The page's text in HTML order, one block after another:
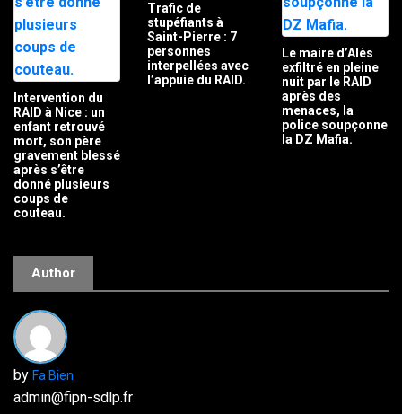
Intervention du
RAID à Nice : un
enfant retrouvé
mort, son père
gravement blessé
après s’être
donné plusieurs
coups de
couteau.
Trafic de
stupéfiants à
Saint-Pierre : 7
personnes
interpellées avec
l’appuie du RAID.
Le maire d’Alès
exfiltré en pleine
nuit par le RAID
après des
menaces, la
police soupçonne
la DZ Mafia.
Author
by Fa Bien
admin@fipn-sdlp.fr